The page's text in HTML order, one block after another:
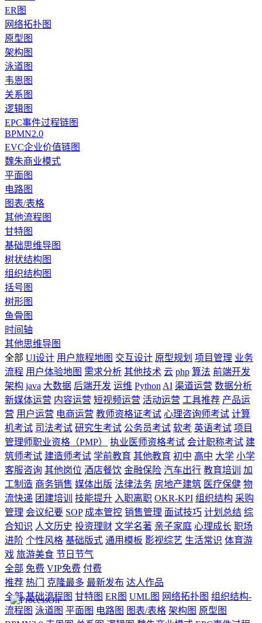
ER图
网络拓扑图
原型图
架构图
泳道图
韦恩图
关系图
逻辑图
EPC事件过程链图
BPMN2.0
EVC企业价值链图
魏朱商业模式
平面图
电路图
图表/表格
其他流程图
甘特图
基础思维导图
树状结构图
组织结构图
括号图
树形图
鱼骨图
时间轴
其他思维导图
全部 UI设计 用户旅程地图 交互设计 原型规划 项目管理 业务
流程 用户体验地图 需求分析 其他技术 云 php 算法 前端开发
架构 java 大数据 后端开发 运维 Python AI 渠道运营 数据分析
新媒体运营 内容运营 短视频运营 活动运营 工具推荐 产品运
营 用户运营 电商运营 教师资格证考试 心理咨询师考试 计算
机考试 司法考试 研究生考试 公务员考试 软考 英语考试 项目
管理师职业资格（PMP）
执业医师资格考试 会计职称考试 建
筑师考试 建造师考试 学前教育 其他教育 初中 高中 大学 小学
客服咨询 其他岗位 酒店餐饮 金融保险 汽车出行 教育培训
加
工制造 商务销售 媒体出版 法律法务 房地产建筑 医疗保健 物
流快递 团建培训 技能提升 入职离职 OKR-KPI 组织结构 采购
管理 会议纪要 SOP 成本管控 销售管理 面试技巧 计划总结 综
合知识 人文历史 投资理财 文学名著 亲子家庭 心理成长 职场
进阶 个性风格 基础版式 通用模板 影视综艺 生活常识 体育游
戏 旅游美食 节日节气
全部 免费 VIP免费 付费
推荐 热门 克隆最多 最新发布 达人作品
全部 基础流程图 甘特图 ER图 UML图 网络拓扑图 组织结构-
流程图 泳道图 平面图 电路图 图表/表格 架构图 原型图